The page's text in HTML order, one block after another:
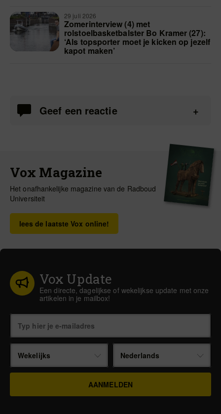
29 juli 2026
Zomerinterview (4) met
rolstoelbasketbalster Bo Kramer (27):
‘Als topsporter moet je kicken op jezelf
kapot maken’
Geef een reactie
Vox Magazine
Het onafhankelijke magazine van de Radboud
Universiteit
lees de laatste Vox online!
Vox Update
Een directe, dagelijkse of wekelijkse update met onze
artikelen in je mailbox!
Wekelijks Nederlands